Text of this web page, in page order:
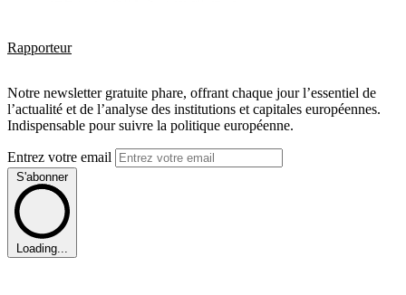
Rapporteur
Notre newsletter gratuite phare, offrant chaque jour l’essentiel de
l’actualité et de l’analyse des institutions et capitales européennes.
Indispensable pour suivre la politique européenne.
Entrez votre email
S'abonner
Loading...